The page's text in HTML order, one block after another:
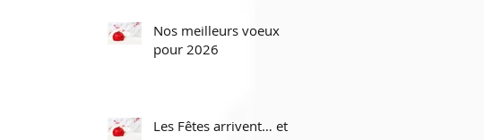
Nos meilleurs voeux
pour 2026
Les Fêtes arrivent… et